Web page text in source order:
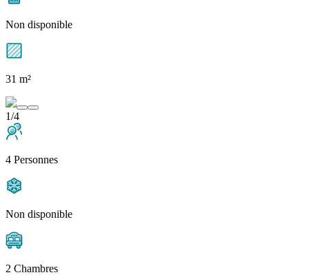
Non disponible
31 m²
1/4
4 Personnes
Non disponible
2 Chambres